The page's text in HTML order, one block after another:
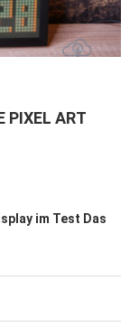
ART D
im Test Das